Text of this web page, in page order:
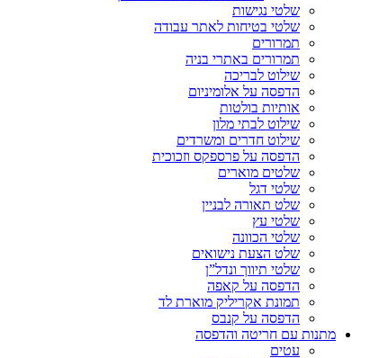
שלטי נגישות
שלטי בטיחות לאתר עבודה
תמרורים
תמרורים באתרי בניה
שילוט לבריכה
הדפסה על אלומיניום
אותיות בולטות
שילוט לבתי מלון
שילוט חדרים ומשרדים
הדפסה על פרספקס וזכוכית
שלטים מוארים
שלטי דגל
שלט תאורה לבניין
שלטי עץ
שלטי הכוונה
שלט הצעת נישואים
שלטי תיווך ונדל”ן
הדפסה על קאפה
תמונת אקריליק מוארת לד
הדפסה על קנבס
מתנות עם חריטה והדפסה
עטים